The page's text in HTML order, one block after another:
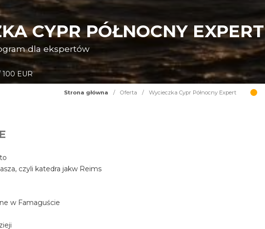
CYPR PÓŁNOCNY EXPERT
dla ekspertów
100 EUR
Strona główna / Oferta / Wycieczka Cypr Północny Expert
czyli katedra jakw Reims
w Famaguście